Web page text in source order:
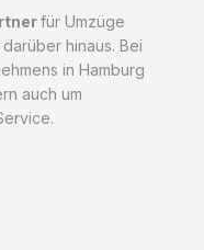
für Umzüge
hinaus. Bei
in Hamburg
auch um